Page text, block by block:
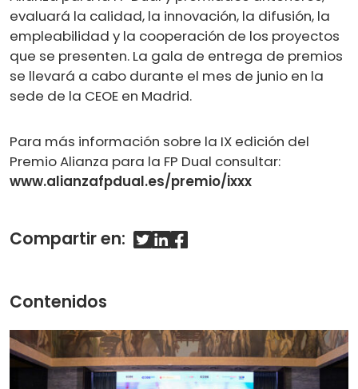
evaluará la calidad, la innovación, la difusión, la
empleabilidad y la cooperación de los proyectos
que se presenten. La gala de entrega de premios
se llevará a cabo durante el mes de junio en la
sede de la CEOE en Madrid.
Para más información sobre la IX edición del
Premio Alianza para la FP Dual consultar:
www.alianzafpdual.es/premio/ixxx
Compartir en:
Contenidos